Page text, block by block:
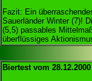
Fazit: Ein
Sauerländer Winter (7)!
(5,5) passables
überflüssiges
Biertest vom 28.12.2000